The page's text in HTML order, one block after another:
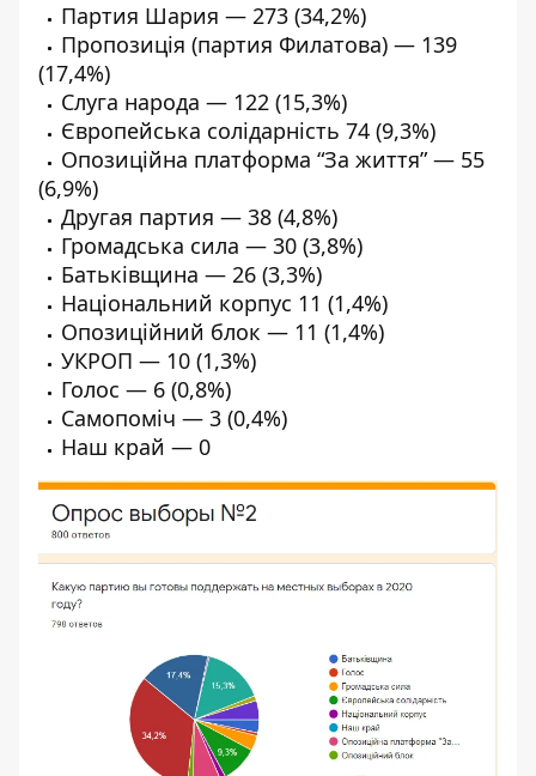
Партия Шария — 273 (34,2%)
Пропозиція (партия Филатова) — 139
(17,4%)
Слуга народа — 122 (15,3%)
Європейська солідарність 74 (9,3%)
Опозиційна платформа “За життя” — 55
(6,9%)
Другая партия — 38 (4,8%)
Громадська сила — 30 (3,8%)
Батьківщина — 26 (3,3%)
Національний корпус 11 (1,4%)
Опозиційний блок — 11 (1,4%)
УКРОП — 10 (1,3%)
Голос — 6 (0,8%)
Самопоміч — 3 (0,4%)
Наш край — 0